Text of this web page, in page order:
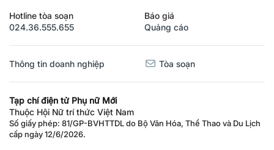
Hotline tòa soạn
024.36.555.655
Báo giá
Quảng cáo
Thông tin doanh nghiệp Tòa soạn
Tạp chí điện tử Phụ nữ Mới
Thuộc Hội Nữ trí thức Việt Nam
Số giấy phép: 81/GP-BVHTTDL do Bộ Văn Hóa, Thể Thao và Du Lịch
cấp ngày 12/6/2026.